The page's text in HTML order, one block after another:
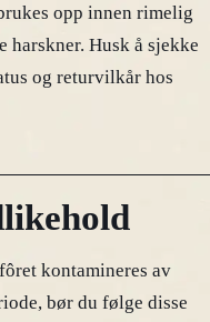
opp innen rimelig
harskner. Husk å sjekke
og returvilkår hos
kontamineres av
bør du følge disse